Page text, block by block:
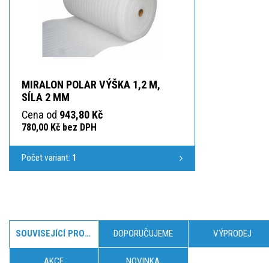
MIRALON POLAR VÝŠKA 1,2 M,
SÍLA 2 MM
Cena od 943,80 Kč
780,00 Kč bez DPH
Počet variant: 1
SOUVISEJÍCÍ PRODUKTY DOPORUČUJEME VÝPRODEJ